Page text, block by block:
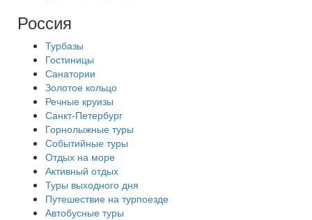
Россия
Турбазы
Гостиницы
Санатории
Золотое кольцо
Речные круизы
Санкт-Петербург
Горнолыжные туры
Событийные туры
Отдых на море
Активный отдых
Туры выходного дня
Путешествие на турпоезде
Автобусные туры